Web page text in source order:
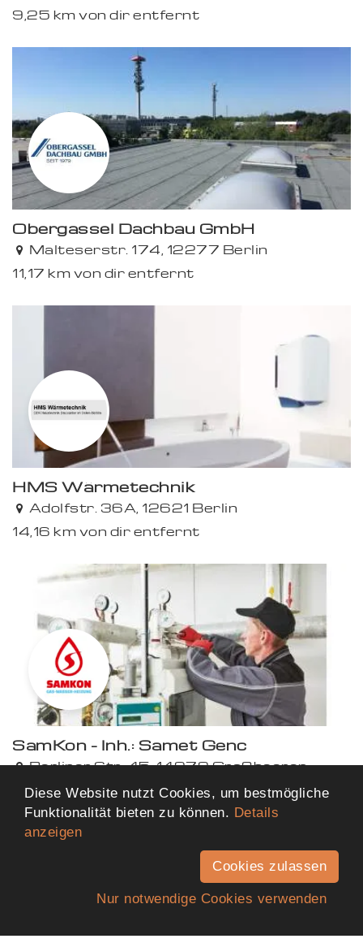
9,25 km von dir entfernt
Obergassel Dachbau GmbH
Malteserstr. 174, 12277 Berlin
11,17 km von dir entfernt
HMS Wärmetechnik
Adolfstr. 36A, 12621 Berlin
14,16 km von dir entfernt
SamKon - Inh.: Samet Genc
Berliner Str. 45, 14979 Großbeeren
17,95 km von dir entfernt
Diese Website nutzt Cookies, um bestmögliche
Funktionalität bieten zu können. Details
anzeigen
Cookies zulassen
Nur notwendige Cookies verwenden